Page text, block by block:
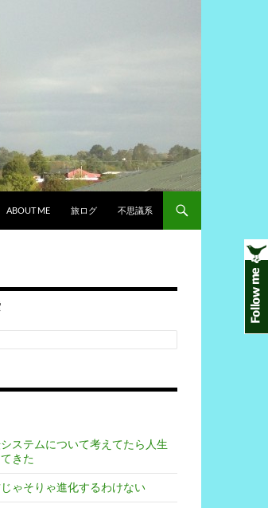
ABOUT ME 旅ログ 不思議系
ステムについて考えてたら人生
きた
ゃそりゃ進化するわけない